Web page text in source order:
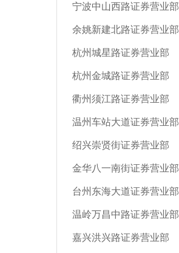
宁波中山西路证券营业部
余姚新建北路证券营业部
杭州城星路证券营业部
杭州金城路证券营业部
衢州须江路证券营业部
温州车站大道证券营业部
绍兴崇贤街证券营业部
金华八一南街证券营业部
台州东海大道证券营业部
温岭万昌中路证券营业部
嘉兴洪兴路证券营业部